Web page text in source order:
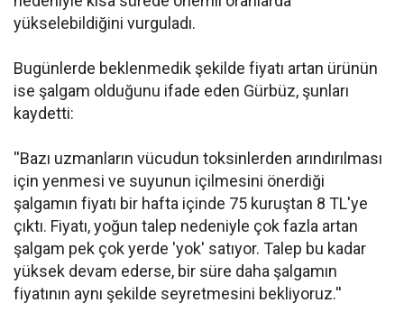
yükselebildiğini vurguladı.
Bugünlerde beklenmedik şekilde fiyatı artan ürünün
ise şalgam olduğunu ifade eden Gürbüz, şunları
kaydetti:
''Bazı uzmanların vücudun toksinlerden arındırılması
için yenmesi ve suyunun içilmesini önerdiği
şalgamın fiyatı bir hafta içinde 75 kuruştan 8 TL'ye
çıktı. Fiyatı, yoğun talep nedeniyle çok fazla artan
şalgam pek çok yerde 'yok' satıyor. Talep bu kadar
yüksek devam ederse, bir süre daha şalgamın
fiyatının aynı şekilde seyretmesini bekliyoruz.''